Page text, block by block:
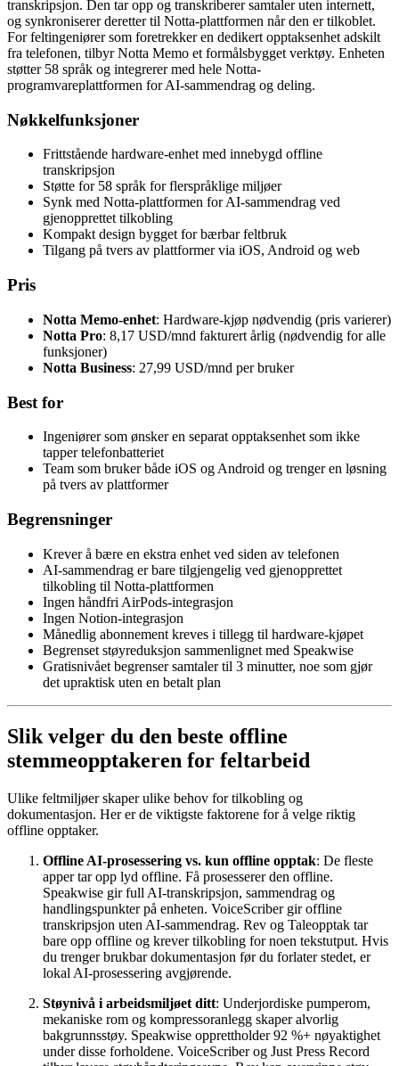
transkripsjon. Den tar opp og transkriberer samtaler uten internett,
og synkroniserer deretter til Notta-plattformen når den er tilkoblet.
For feltingeniører som foretrekker en dedikert opptaksenhet adskilt
fra telefonen, tilbyr Notta Memo et formålsbygget verktøy. Enheten
støtter 58 språk og integrerer med hele Notta-
programvareplattformen for AI-sammendrag og deling.
Nøkkelfunksjoner
Frittstående hardware-enhet med innebygd offline
transkripsjon
Støtte for 58 språk for flerspråklige miljøer
Synk med Notta-plattformen for AI-sammendrag ved
gjenopprettet tilkobling
Kompakt design bygget for bærbar feltbruk
Tilgang på tvers av plattformer via iOS, Android og web
Pris
Notta Memo-enhet: Hardware-kjøp nødvendig (pris varierer)
Notta Pro: 8,17 USD/mnd fakturert årlig (nødvendig for alle
funksjoner)
Notta Business: 27,99 USD/mnd per bruker
Best for
Ingeniører som ønsker en separat opptaksenhet som ikke
tapper telefonbatteriet
Team som bruker både iOS og Android og trenger en løsning
på tvers av plattformer
Begrensninger
Krever å bære en ekstra enhet ved siden av telefonen
AI-sammendrag er bare tilgjengelig ved gjenopprettet
tilkobling til Notta-plattformen
Ingen håndfri AirPods-integrasjon
Ingen Notion-integrasjon
Månedlig abonnement kreves i tillegg til hardware-kjøpet
Begrenset støyreduksjon sammenlignet med Speakwise
Gratisnivået begrenser samtaler til 3 minutter, noe som gjør
det upraktisk uten en betalt plan
Slik velger du den beste offline
stemmeopptakeren for feltarbeid
Ulike feltmiljøer skaper ulike behov for tilkobling og
dokumentasjon. Her er de viktigste faktorene for å velge riktig
offline opptaker.
Offline AI-prosessering vs. kun offline opptak: De fleste
apper tar opp lyd offline. Få prosesserer den offline.
Speakwise gir full AI-transkripsjon, sammendrag og
handlingspunkter på enheten. VoiceScriber gir offline
transkripsjon uten AI-sammendrag. Rev og Taleopptak tar
bare opp offline og krever tilkobling for noen tekstutput. Hvis
du trenger brukbar dokumentasjon før du forlater stedet, er
lokal AI-prosessering avgjørende.
Støynivå i arbeidsmiljøet ditt: Underjordiske pumperom,
mekaniske rom og kompressoranlegg skaper alvorlig
bakgrunnsstøy. Speakwise opprettholder 92 %+ nøyaktighet
under disse forholdene. VoiceScriber og Just Press Record